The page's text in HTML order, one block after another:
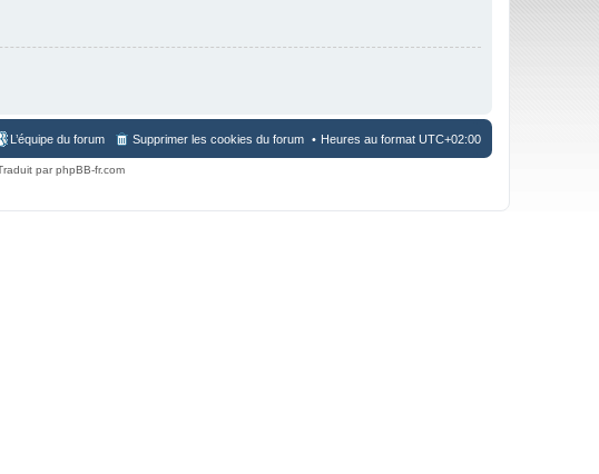
Heures au format UTC+02:00
Supprimer les cookies du forum
L’équipe du forum
par phpBB-fr.com